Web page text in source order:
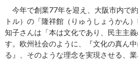
今年で創業77年を迎え、大阪市内で
トル）の「隆祥館（りゅうしょうかん
知子さんは「本は文化であり、民主主
す。欧州社会のように、『文化の真ん
る』、そのような理念を実現させる、